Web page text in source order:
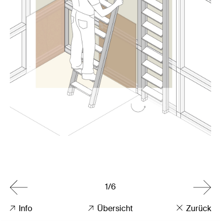
Info Übersicht
1/6
Zurück